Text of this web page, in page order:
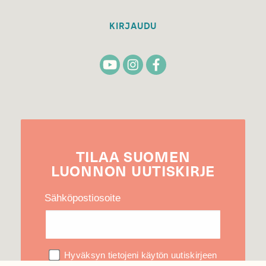
KIRJAUDU
TILAA SUOMEN
LUONNON UUTIS­KIRJE
Sähköpostiosoite
Hyväksyn tietojeni käytön uutiskirjeen